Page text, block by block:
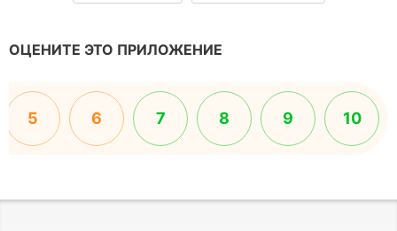
ОЦЕНИТЕ ЭТО ПРИЛОЖЕНИЕ
5 6 7 8 9 10